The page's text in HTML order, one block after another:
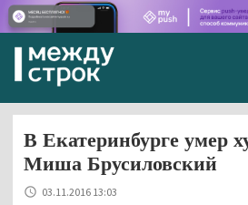
В Екатеринбурге умер
Миша Брусиловский
03.11.2016 13:03